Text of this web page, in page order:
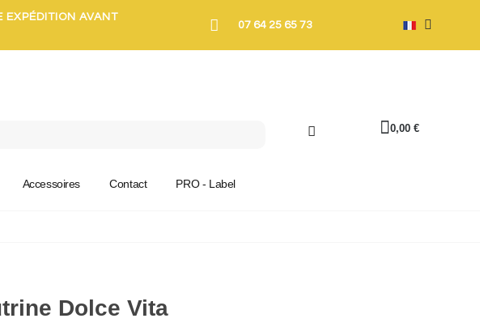
EXPÉDITION AVANT
07 64 25 65 73
0,00 €
Accessoires Contact PRO - Label
Dolce Vita